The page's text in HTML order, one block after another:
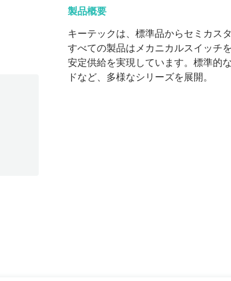
製品概要
キーテックは、標準品からセミカス
すべての製品はメカニカルスイッチ
安定供給を実現しています。標準的
ドなど、多様なシリーズを展開。